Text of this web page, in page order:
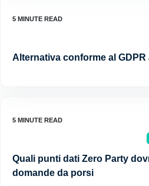
Alternativa conforme al GDPR
Quali punti dati Zero Party
domande da porsi